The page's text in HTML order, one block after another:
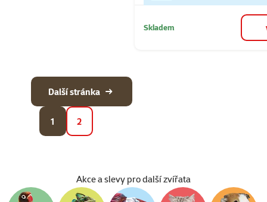
Skladem
1 2
Další stránka
Akce a slevy pro další zvířata